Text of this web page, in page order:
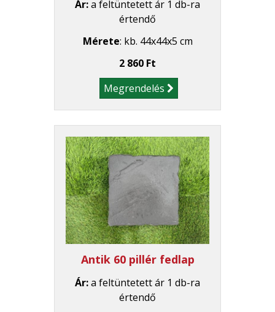
Ár:a feltüntetett ár 1 db-ra
értendő
Mérete: kb. 44x44x5 cm
2 860 Ft
Megrendelés
Antik 60 pillér fedlap
Ár:a feltüntetett ár 1 db-ra
értendő